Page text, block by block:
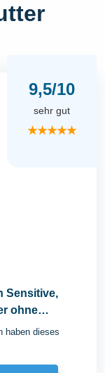
9,5/10
sehr gut
★★★★★
Sensitive,
ohne
haben dieses